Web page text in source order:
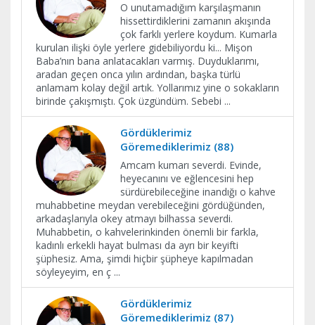
O unutamadığım karşılaşmanın
hissettirdiklerini zamanın akışında
çok farklı yerlere koydum. Kumarla
kurulan ilişki öyle yerlere gidebiliyordu ki... Mişon
Baba’nın bana anlatacakları varmış. Duyduklarımı,
aradan geçen onca yılın ardından, başka türlü
anlamam kolay değil artık. Yollarımız yine o sokakların
birinde çakışmıştı. Çok üzgündüm. Sebebi ...
Gördüklerimiz
Göremediklerimiz (88)
Amcam kumarı severdi. Evinde,
heyecanını ve eğlencesini hep
sürdürebileceğine inandığı o kahve
muhabbetine meydan verebileceğini gördüğünden,
arkadaşlarıyla okey atmayı bilhassa severdi.
Muhabbetin, o kahvelerinkinden önemli bir farkla,
kadınlı erkekli hayat bulması da ayrı bir keyifti
şüphesiz. Ama, şimdi hiçbir şüpheye kapılmadan
söyleyeyim, en ç ...
Gördüklerimiz
Göremediklerimiz (87)